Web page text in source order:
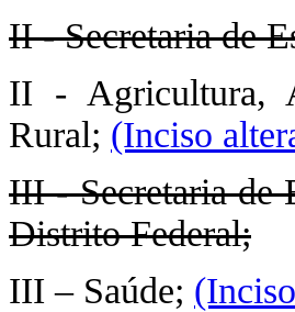
II - Secretaria de
II - Agricultura,
Rural; (Inciso
III - Secretaria de
Distrito Federal;
III – Saúde;